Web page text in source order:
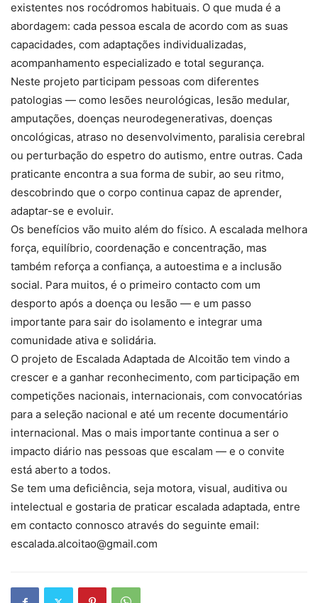
existentes nos rocódromos habituais. O que muda é a
abordagem: cada pessoa escala de acordo com as suas
capacidades, com adaptações individualizadas,
acompanhamento especializado e total segurança.
Neste projeto participam pessoas com diferentes
patologias — como lesões neurológicas, lesão medular,
amputações, doenças neurodegenerativas, doenças
oncológicas, atraso no desenvolvimento, paralisia cerebral
ou perturbação do espetro do autismo, entre outras. Cada
praticante encontra a sua forma de subir, ao seu ritmo,
descobrindo que o corpo continua capaz de aprender,
adaptar-se e evoluir.
Os benefícios vão muito além do físico. A escalada melhora
força, equilíbrio, coordenação e concentração, mas
também reforça a confiança, a autoestima e a inclusão
social. Para muitos, é o primeiro contacto com um
desporto após a doença ou lesão — e um passo
importante para sair do isolamento e integrar uma
comunidade ativa e solidária.
O projeto de Escalada Adaptada de Alcoitão tem vindo a
crescer e a ganhar reconhecimento, com participação em
competições nacionais, internacionais, com convocatórias
para a seleção nacional e até um recente documentário
internacional. Mas o mais importante continua a ser o
impacto diário nas pessoas que escalam — e o convite
está aberto a todos.
Se tem uma deficiência, seja motora, visual, auditiva ou
intelectual e gostaria de praticar escalada adaptada, entre
em contacto connosco através do seguinte email:
escalada.alcoitao@gmail.com